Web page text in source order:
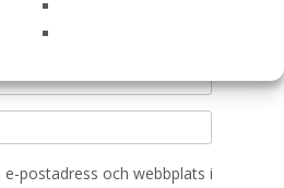
postadress och webbplats i